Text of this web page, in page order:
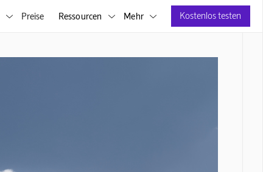
 Preise Ressourcen  Mehr  Kostenlos testen